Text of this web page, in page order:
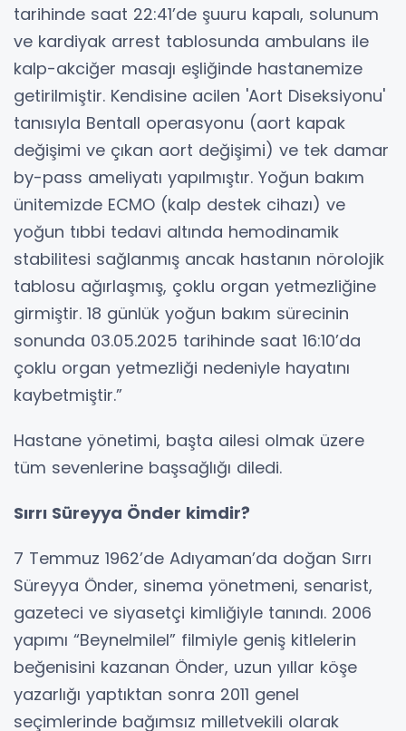
tarihinde saat 22:41’de şuuru kapalı, solunum
ve kardiyak arrest tablosunda ambulans ile
kalp-akciğer masajı eşliğinde hastanemize
getirilmiştir. Kendisine acilen 'Aort Diseksiyonu'
tanısıyla Bentall operasyonu (aort kapak
değişimi ve çıkan aort değişimi) ve tek damar
by-pass ameliyatı yapılmıştır. Yoğun bakım
ünitemizde ECMO (kalp destek cihazı) ve
yoğun tıbbi tedavi altında hemodinamik
stabilitesi sağlanmış ancak hastanın nörolojik
tablosu ağırlaşmış, çoklu organ yetmezliğine
girmiştir. 18 günlük yoğun bakım sürecinin
sonunda 03.05.2025 tarihinde saat 16:10’da
çoklu organ yetmezliği nedeniyle hayatını
kaybetmiştir.”
Hastane yönetimi, başta ailesi olmak üzere
tüm sevenlerine başsağlığı diledi.
Sırrı Süreyya Önder kimdir?
7 Temmuz 1962’de Adıyaman’da doğan Sırrı
Süreyya Önder, sinema yönetmeni, senarist,
gazeteci ve siyasetçi kimliğiyle tanındı. 2006
yapımı “Beynelmilel” filmiyle geniş kitlelerin
beğenisini kazanan Önder, uzun yıllar köşe
yazarlığı yaptıktan sonra 2011 genel
seçimlerinde bağımsız milletvekili olarak